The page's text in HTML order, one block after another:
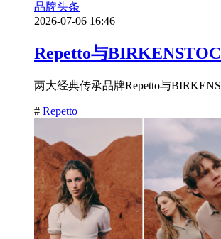
品牌头条
2026-07-06 16:46
Repetto与
两大经典传承品牌Repetto与
# Repetto